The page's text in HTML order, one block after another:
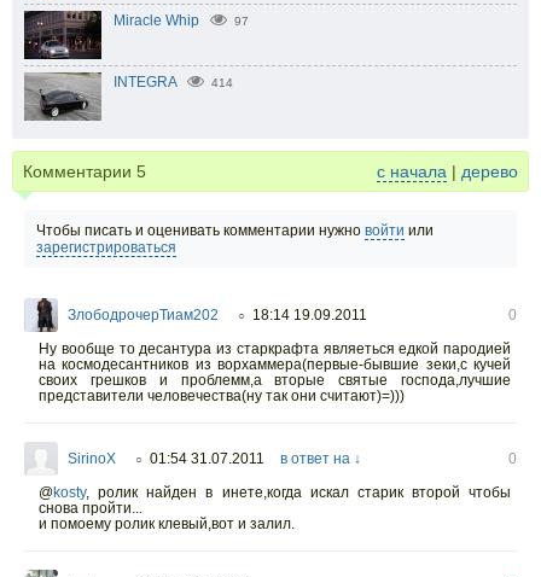
Miracle Whip 97
INTEGRA 414
Комментарии 5 с начала | дерево
Чтобы писать и оценивать комментарии нужно войти или
зарегистрироваться
ЗлободрочерТиам202 ○ 18:14 19.09.2011
0
Ну вообще то десантура из старкрафта являеться едкой пародией
на космодесантников из ворхаммера(первые-бывшие зеки,с кучей
своих грешков и проблемм,а вторые святые господа,лучшие
представители человечества(ну так они считают)=)))
SirinoX ○ 01:54 31.07.2011 в ответ на ↓
0
@kosty, ролик найден в инете,когда искал старик второй чтобы
снова пройти...
и помоему ролик клевый,вот и залил.